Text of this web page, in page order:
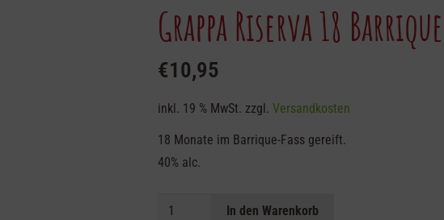
Grappa Riserva 18 Barrique
€10,95
inkl. 19 % MwSt. zzgl.Versandkosten
18 Monate im Barrique-Fass gereift.
40% alc.
Grappa
In den Warenkorb